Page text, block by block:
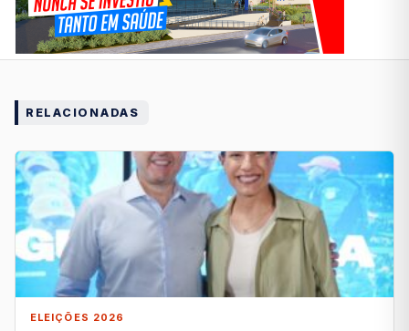
RELACIONADAS
ELEIÇÕES 2026